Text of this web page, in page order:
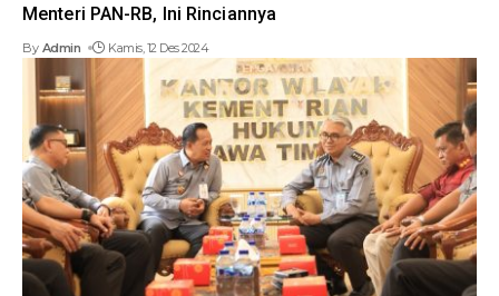
Menteri PAN-RB, Ini Rinciannya
By Admin Kamis, 12 Des 2024